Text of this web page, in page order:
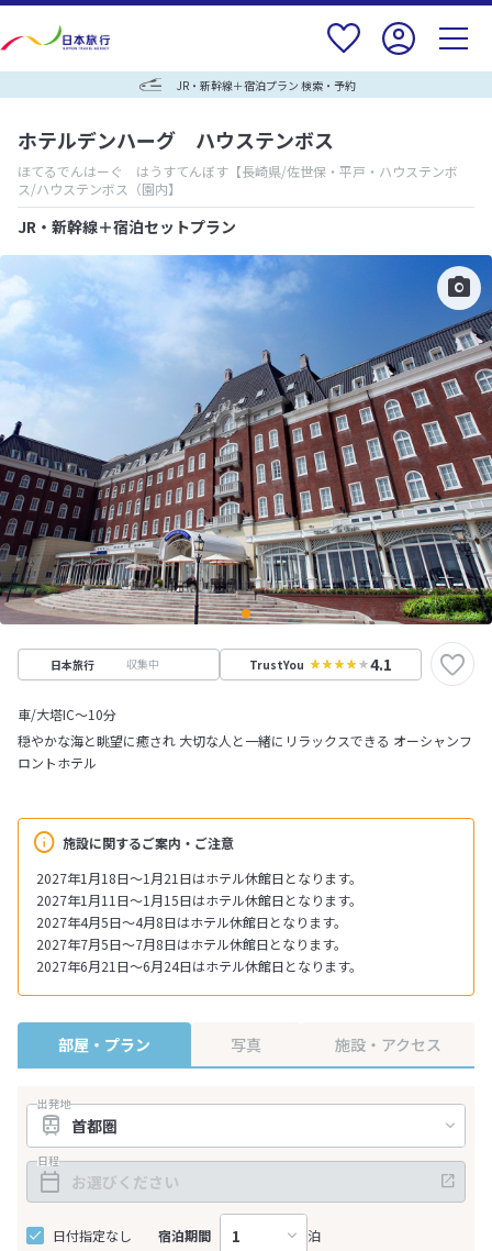
JR・新幹線＋宿泊プラン 検索・予約
ホテルデンハーグ ハウステンボス
ほてるでんはーぐ はうすてんぼす 【長崎県/佐世保・平戸・ハウステンボ
ス/ハウステンボス（園内】
JR・新幹線＋宿泊セットプラン
日本旅行 収集中 TrustYou 4.1
車/大塔IC～10分
施設に関するご案内・ご注意
2027年1月18日～1月21日はホテル休館日となります。
2027年1月11日～1月15日はホテル休館日となります。
2027年4月5日～4月8日はホテル休館日となります。
2027年7月5日～7月8日はホテル休館日となります。
2027年6月21日～6月24日はホテル休館日となります。
穏やかな海と眺望に癒され 大切な人と一緒にリラックスできる オーシャンフ
ロントホテル
部屋・プラン 写真 施設・アクセス
出発地
日程
日付指定なし 宿泊期間 泊